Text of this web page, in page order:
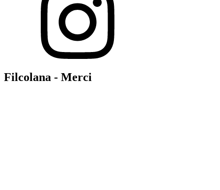
Filcolana - Merci